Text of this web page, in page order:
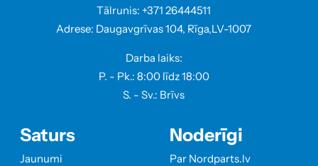
Tālrunis: +371 26444511
Adrese: Daugavgrīvas 104, Rīga,LV-1007
Darba laiks:
P. - Pk.: 8:00 līdz 18:00
S. - Sv.: Brīvs
Saturs
Jaunumi
Noderīgi
Par Nordparts.lv